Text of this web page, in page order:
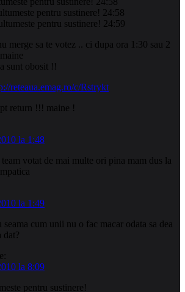
pentru sustinere! 24:58
pentru sustinere! 24:59
merge sa te votez .. ci dupa ora 1:30 sau 2
sunt obosit !!
reteaua.emag.ro/c/Rstrykt
return !!! maine !
la 1:48
votat de mai multe ori pina mam dus la
la 1:49
seama cum unii nu o fac macar odata sa dea
dat?
la 8:09
pentru sustinere!